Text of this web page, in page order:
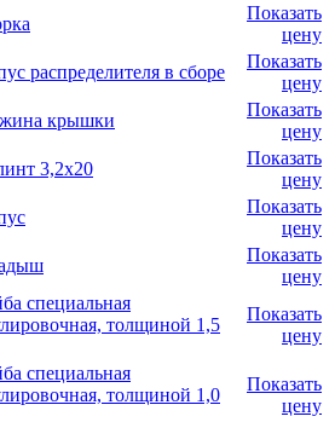
Показать
цену
распределителя в сборе
Показать
цену
крышки
Показать
цену
3,2х20
Показать
цену
Показать
цену
Показать
цену
специальная
толщиной 1,5
Показать
цену
специальная
толщиной 1,0
Показать
цену